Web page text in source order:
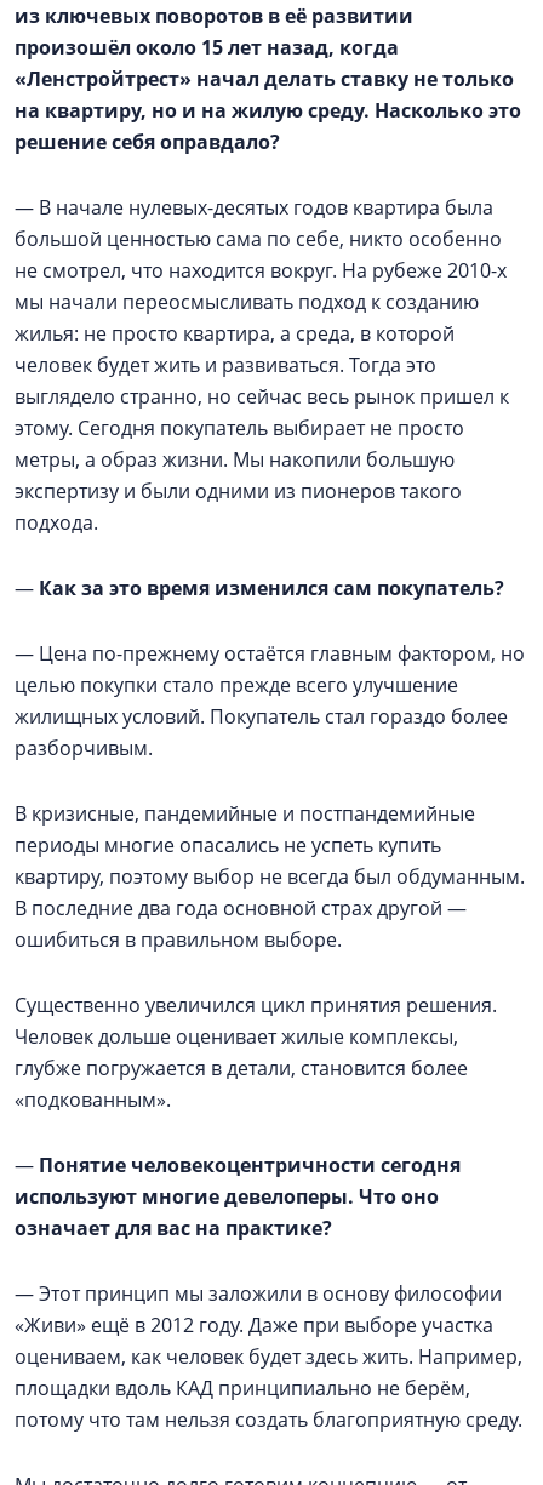
из ключевых поворотов в её развитии
произошёл около 15 лет назад, когда
«Ленстройтрест» начал делать ставку не только
на квартиру, но и на жилую среду. Насколько это
решение себя оправдало?
— В начале нулевых-десятых годов квартира была
большой ценностью сама по себе, никто особенно
не смотрел, что находится вокруг. На рубеже 2010-х
мы начали переосмысливать подход к созданию
жилья: не просто квартира, а среда, в которой
человек будет жить и развиваться. Тогда это
выглядело странно, но сейчас весь рынок пришел к
этому. Сегодня покупатель выбирает не просто
метры, а образ жизни. Мы накопили большую
экспертизу и были одними из пионеров такого
подхода.
— Как за это время изменился сам покупатель?
— Цена по-прежнему остаётся главным фактором, но
целью покупки стало прежде всего улучшение
жилищных условий. Покупатель стал гораздо более
разборчивым.
В кризисные, пандемийные и постпандемийные
периоды многие опасались не успеть купить
квартиру, поэтому выбор не всегда был обдуманным.
В последние два года основной страх другой —
ошибиться в правильном выборе.
Существенно увеличился цикл принятия решения.
Человек дольше оценивает жилые комплексы,
глубже погружается в детали, становится более
«подкованным».
— Понятие человекоцентричности сегодня
используют многие девелоперы. Что оно
означает для вас на практике?
— Этот принцип мы заложили в основу философии
«Живи» ещё в 2012 году. Даже при выборе участка
оцениваем, как человек будет здесь жить. Например,
площадки вдоль КАД принципиально не берём,
потому что там нельзя создать благоприятную среду.